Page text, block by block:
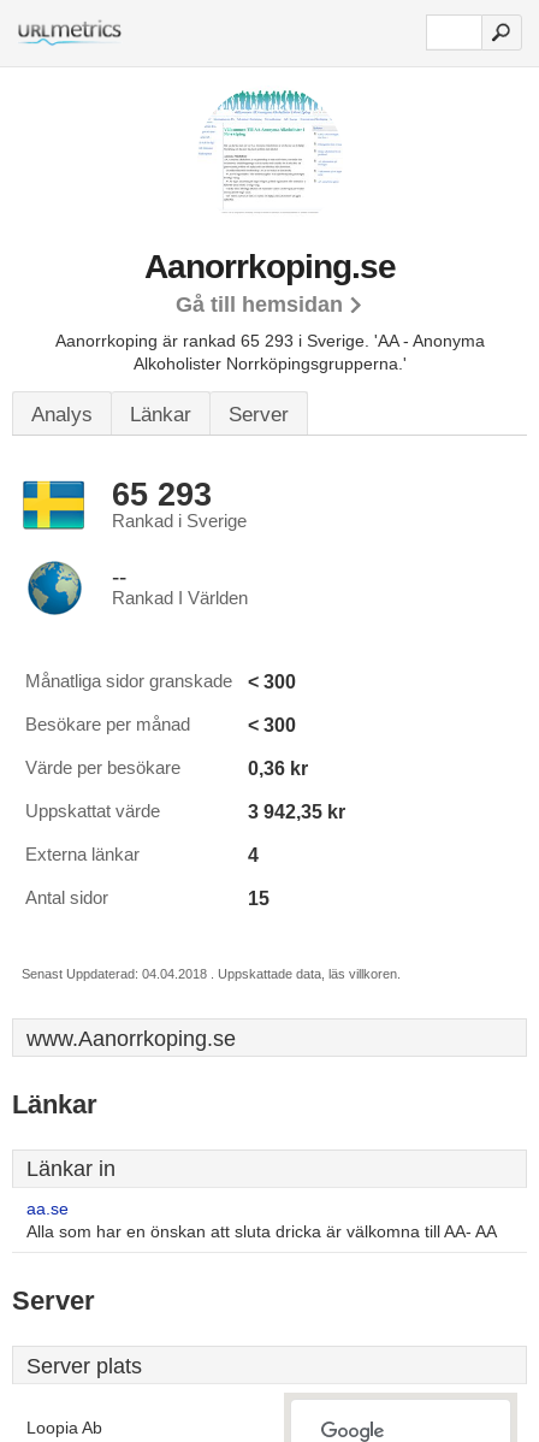
Aanorrkoping.se
Gå till hemsidan
Aanorrkoping är rankad 65 293 i Sverige. 'AA - Anonyma
Alkoholister Norrköpingsgrupperna.'
Analys Länkar Server
65 293
Rankad i Sverige
--
Rankad I Världen
Månatliga sidor granskade < 300
Besökare per månad < 300
Värde per besökare 0,36 kr
Uppskattat värde 3 942,35 kr
Externa länkar 4
Antal sidor 15
Senast Uppdaterad: 04.04.2018 . Uppskattade data, läs villkoren.
www.Aanorrkoping.se
Länkar
Länkar in
aa.se
Alla som har en önskan att sluta dricka är välkomna till AA- AA
Server
Server plats
Loopia Ab